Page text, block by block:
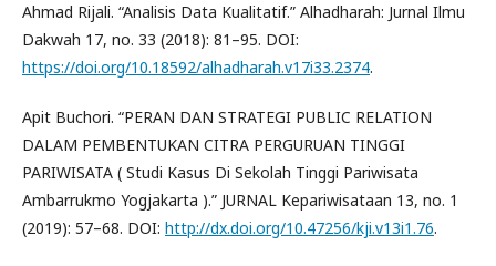
Ahmad Rijali. “Analisis Data Kualitatif.” Alhadharah: Jurnal Ilmu
Dakwah 17, no. 33 (2018): 81–95. DOI:
https://doi.org/10.18592/alhadharah.v17i33.2374.
Apit Buchori. “PERAN DAN STRATEGI PUBLIC RELATION
DALAM PEMBENTUKAN CITRA PERGURUAN TINGGI
PARIWISATA ( Studi Kasus Di Sekolah Tinggi Pariwisata
Ambarrukmo Yogjakarta ).” JURNAL Kepariwisataan 13, no. 1
(2019): 57–68. DOI: http://dx.doi.org/10.47256/kji.v13i1.76.